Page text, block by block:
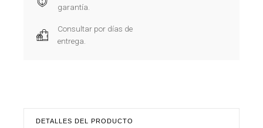
garantía.
Consultar por días de
entrega.
DETALLES DEL PRODUCTO